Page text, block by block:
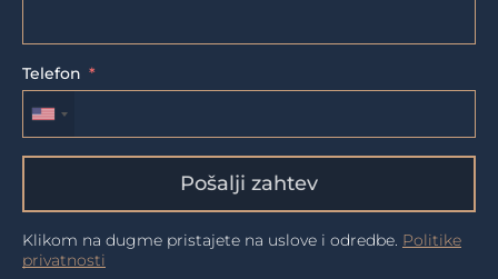
Telefon
Pošalji zahtev
Klikom na dugme pristajete na uslove i odredbe. Politike
privatnosti